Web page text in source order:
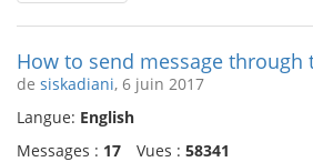
How to send message through
de siskadiani, 6 juin 2017
Langue: English
Messages : 17 Vues : 58341